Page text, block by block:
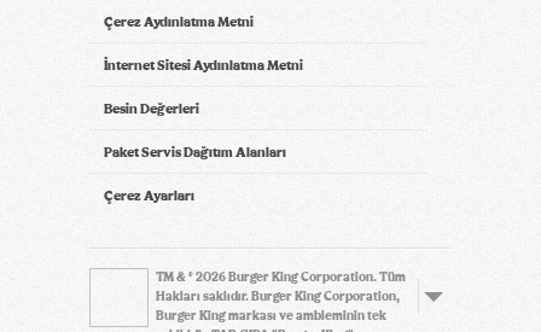
Çerez Aydınlatma Metni
İnternet Sitesi Aydınlatma Metni
Besin Değerleri
Paket Servis Dağıtım Alanları
Çerez Ayarları
TM & © 2026 Burger King Corporation. Tüm
Hakları saklıdır. Burger King Corporation,
Burger King markası ve ambleminin tek